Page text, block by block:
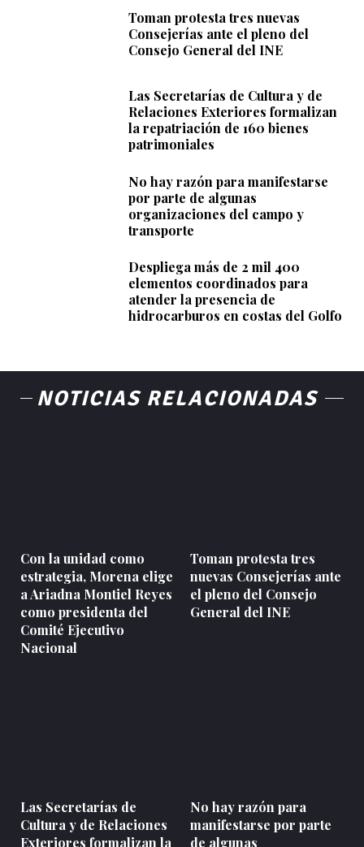
Toman protesta tres nuevas
Consejerías ante el pleno del
Consejo General del INE
Las Secretarías de Cultura y de
Relaciones Exteriores formalizan
la repatriación de 160 bienes
patrimoniales
No hay razón para manifestarse
por parte de algunas
organizaciones del campo y
transporte
Despliega más de 2 mil 400
elementos coordinados para
atender la presencia de
hidrocarburos en costas del Golfo
NOTICIAS RELACIONADAS
Con la unidad como
estrategia, Morena elige
a Ariadna Montiel Reyes
como presidenta del
Comité Ejecutivo
Nacional
Toman protesta tres
nuevas Consejerías ante
el pleno del Consejo
General del INE
Las Secretarías de
Cultura y de Relaciones
Exteriores formalizan la
No hay razón para
manifestarse por parte
de algunas